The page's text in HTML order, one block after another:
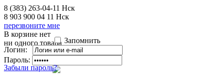
8 (383) 263-04-11 Нск
8 903 900 04 11 Нск
перезвоните мне
В корзине нет
ни одного товара Запомнить
Логин:
Пароль:
Забыли пароль?